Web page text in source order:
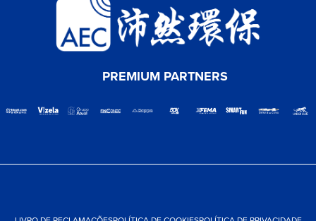
PREMIUM PARTNERS